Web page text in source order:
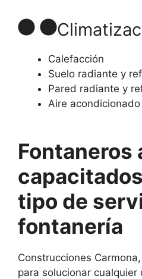
Calefacción
Suelo radiante y
Pared radiante y
Aire acondicionado
Fontaneros
tipo de
fontanería
Construcciones
para solucionar